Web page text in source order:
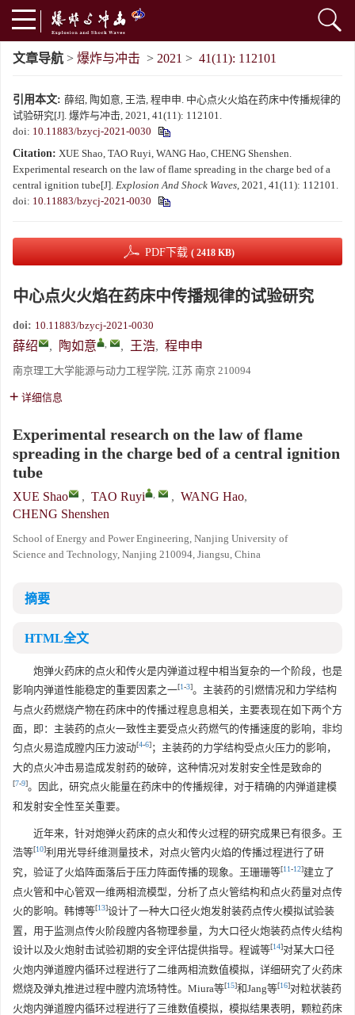
文章导航 > 爆炸与冲击 > 2021 > 41(11): 112101
引用本文: 薛绍, 陶如意, 王浩, 程申申. 中心点火火焰在药床中传播规律的
试验研究[J]. 爆炸与冲击, 2021, 41(11): 112101.
doi: 10.11883/bzycj-2021-0030
Citation: XUE Shao, TAO Ruyi, WANG Hao, CHENG Shenshen.
Experimental research on the law of flame spreading in the charge bed of a
central ignition tube[J]. Explosion And Shock Waves, 2021, 41(11): 112101.
doi: 10.11883/bzycj-2021-0030
PDF下载 ( 2418 KB)
中心点火火焰在药床中传播规律的试验研究
doi: 10.11883/bzycj-2021-0030
薛绍 , 陶如意 , , 王浩, 程申申
南京理工大学能源与动力工程学院, 江苏 南京 210094
详细信息
Experimental research on the law of flame
spreading in the charge bed of a central ignition
tube
XUE Shao , TAO Ruyi , , WANG Hao,
CHENG Shenshen
School of Energy and Power Engineering, Nanjing University of
Science and Technology, Nanjing 210094, Jiangsu, China
摘要
HTML全文
炮弹火药床的点火和传火是内弹道过程中相当复杂的一个阶段，也是
影响内弹道性能稳定的重要因素之一[1-3]。主装药的引燃情况和力学结构
与点火药燃烧产物在药床中的传播过程息息相关，主要表现在如下两个方
面，即：主装药的点火一致性主要受点火药燃气的传播速度的影响，非均
匀点火易造成膛内压力波动[4-6]；主装药的力学结构受点火压力的影响，
大的点火冲击易造成发射药的破碎，这种情况对发射安全性是致命的
[7-9]。因此，研究点火能量在药床中的传播规律，对于精确的内弹道建模
和发射安全性至关重要。
近年来，针对炮弹火药床的点火和传火过程的研究成果已有很多。王
浩等[10]利用光导纤维测量技术，对点火管内火焰的传播过程进行了研
究，验证了火焰阵面落后于压力阵面传播的现象。王珊珊等[11-12]建立了
点火管和中心管双一维两相流模型，分析了点火管结构和点火药量对点传
火的影响。韩博等[13]设计了一种大口径火炮发射装药点传火模拟试验装
置，用于监测点传火阶段膛内各物理参量，为大口径火炮装药点传火结构
设计以及火炮射击试验初期的安全评估提供指导。程诚等[14]对某大口径
火炮内弹道膛内循环过程进行了二维两相流数值模拟，详细研究了火药床
燃烧及弹丸推进过程中膛内流场特性。Miura等[15]和Jang等[16]对粒状装药
火炮内弹道膛内循环过程进行了三维数值模拟，模拟结果表明，颗粒药床